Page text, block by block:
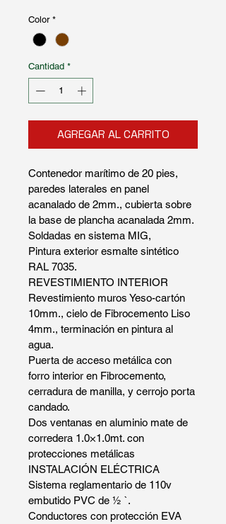
Color *
Cantidad *
AGREGAR AL CARRITO
Contenedor marítimo de 20 pies,
paredes laterales en panel
acanalado de 2mm., cubierta sobre
la base de plancha acanalada 2mm.
Soldadas en sistema MIG,
Pintura exterior esmalte sintético
RAL 7035.
REVESTIMIENTO INTERIOR
Revestimiento muros Yeso-cartón
10mm., cielo de Fibrocemento Liso
4mm., terminación en pintura al
agua.
Puerta de acceso metálica con
forro interior en Fibrocemento,
cerradura de manilla, y cerrojo porta
candado.
Dos ventanas en aluminio mate de
corredera 1.0×1.0mt. con
protecciones metálicas
INSTALACIÓN ELÉCTRICA
Sistema reglamentario de 110v
embutido PVC de ½ `.
Conductores con protección EVA